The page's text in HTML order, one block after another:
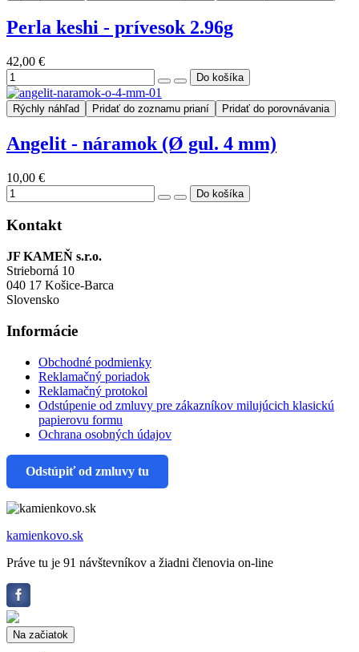
Perla keshi - prívesok 2.96g
42,00 €
Rýchly náhľad Pridať do zoznamu prianí Pridať do porovnávania
Angelit - náramok (Ø gul. 4 mm)
10,00 €
Kontakt
JF KAMEŇ s.r.o.
Strieborná 10
040 17 Košice-Barca
Slovensko
Informácie
Obchodné podmienky
Reklamačný poriadok
Reklamačný protokol
Odstúpenie od zmluvy pre zákazníkov milujúcich klasickú
papierovu formu
Ochrana osobných údajov
Odstúpiť od zmluvy tu
kamienkovo.sk
Práve tu je 91 návštevníkov a žiadni členovia on-line
Na začiatok